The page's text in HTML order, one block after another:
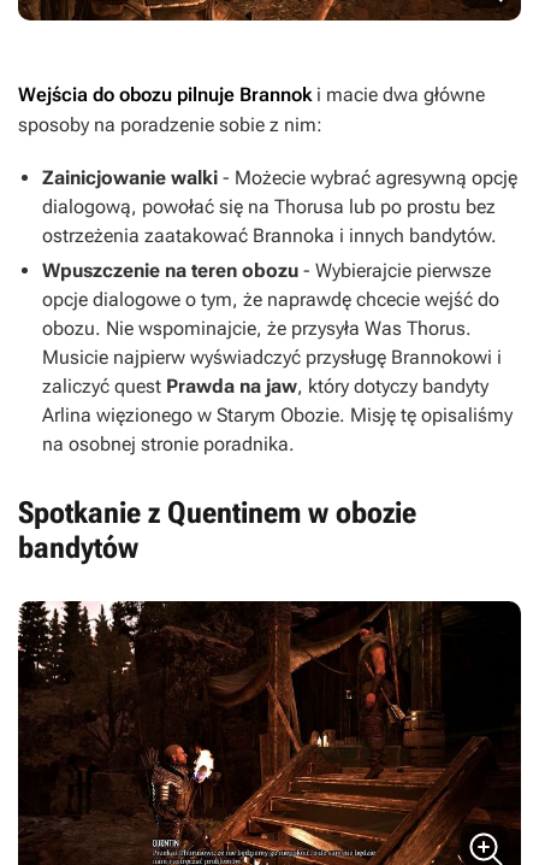
Wejścia do obozu pilnuje Brannok i macie dwa główne
sposoby na poradzenie sobie z nim:
Zainicjowanie walki - Możecie wybrać agresywną opcję
dialogową, powołać się na Thorusa lub po prostu bez
ostrzeżenia zaatakować Brannoka i innych bandytów.
Wpuszczenie na teren obozu - Wybierajcie pierwsze
opcje dialogowe o tym, że naprawdę chcecie wejść do
obozu. Nie wspominajcie, że przysyła Was Thorus.
Musicie najpierw wyświadczyć przysługę Brannokowi i
zaliczyć quest Prawda na jaw, który dotyczy bandyty
Arlina więzionego w Starym Obozie. Misję tę opisaliśmy
na osobnej stronie poradnika.
Spotkanie z Quentinem w obozie
bandytów